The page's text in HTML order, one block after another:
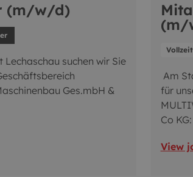
(m/w/d)
suchen wir Sie
Ges.mbH &
(m/
Vollzeit
Am
für
Co KG:
View